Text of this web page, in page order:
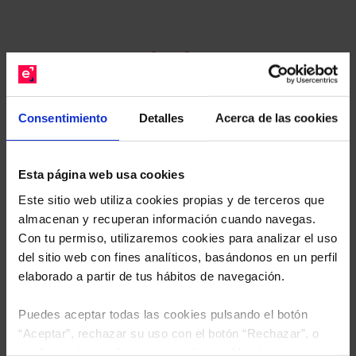
Consentimiento Detalles Acerca de las cookies
Esta página web usa cookies
Este sitio web utiliza cookies propias y de terceros que
almacenan y recuperan información cuando navegas.
Con tu permiso, utilizaremos cookies para analizar el uso
del sitio web con fines analíticos, basándonos en un perfil
elaborado a partir de tus hábitos de navegación.
Puedes aceptar todas las cookies pulsando el botón
“Aceptar”, rechazar su uso con el botón “Rechazar”, o
Recomendado.
Le hacemos un estudio
gratuito de su cartera.
sus Fondos y nuestros expertos le enviarán un
estudio gratuito de sus alternativas de Clases
Limpias con las que podrá ahorrar en sus costes.